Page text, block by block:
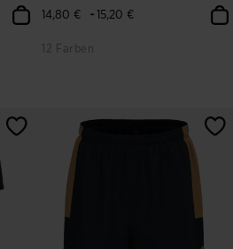
14,80 €
- 15,20 €
12 Farben
4,7 von 5 Kundenbewertungen